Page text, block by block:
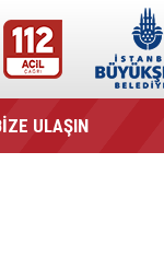
ULAŞIN